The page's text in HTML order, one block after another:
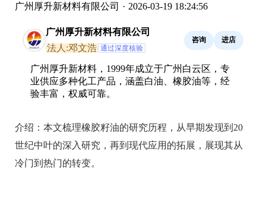
广州厚升新材料有限公司 · 2026-03-19 18:24:56
广州厚升新材料有限公司
法人:邓文浩 通过深度核验
咨询 进店
广州厚升新材料，1999年成立于广州白云区，专
业供应多种化工产品，涵盖白油、橡胶油等，经
验丰富，权威可靠。
介绍： 本文梳理橡胶籽油的研究历程，从早期发现到20
世纪中叶的深入研究，再到现代应用的拓展，展现其从
冷门到热门的转变。